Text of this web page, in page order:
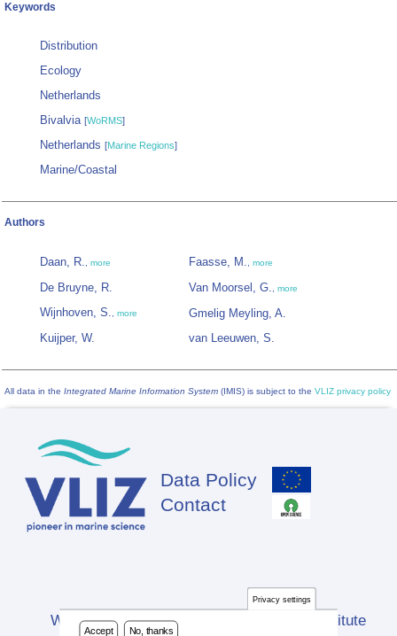
Keywords
Distribution
Ecology
Netherlands
Bivalvia [WoRMS]
Netherlands [Marine Regions]
Marine/Coastal
Authors
Daan, R., more
De Bruyne, R.
Wijnhoven, S., more
Kuijper, W.
Faasse, M., more
Van Moorsel, G., more
Gmelig Meyling, A.
van Leeuwen, S.
All data in the Integrated Marine Information System (IMIS) is subject to the VLIZ privacy policy
Footer
Data Policy
Contact
Website developed by Flanders Marine Institute
Privacy settings
Accept No, thanks